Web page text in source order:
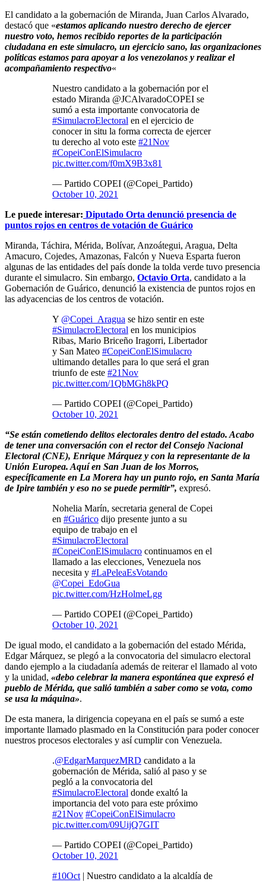
El candidato a la gobernación de Miranda, Juan Carlos Alvarado,
destacó que «estamos aplicando nuestro derecho de ejercer
nuestro voto, hemos recibido reportes de la participación
ciudadana en este simulacro, un ejercicio sano, las organizaciones
políticas estamos para apoyar a los venezolanos y realizar el
acompañamiento respectivo«
Nuestro candidato a la gobernación por el
estado Miranda @JCAlvaradoCOPEI se
sumó a esta importante convocatoria de
#SimulacroElectoral en el ejercicio de
conocer in situ la forma correcta de ejercer
tu derecho al voto este #21Nov
#CopeiConElSimulacro
pic.twitter.com/f0mX9B3x81
— Partido COPEI (@Copei_Partido)
October 10, 2021
Le puede interesar: Diputado Orta denunció presencia de
puntos rojos en centros de votación de Guárico
Miranda, Táchira, Mérida, Bolívar, Anzoátegui, Aragua, Delta
Amacuro, Cojedes, Amazonas, Falcón y Nueva Esparta fueron
algunas de las entidades del país donde la tolda verde tuvo presencia
durante el simulacro. Sin embargo, Octavio Orta, candidato a la
Gobernación de Guárico, denunció la existencia de puntos rojos en
las adyacencias de los centros de votación.
Y @Copei_Aragua se hizo sentir en este
#SimulacroElectoral en los municipios
Ribas, Mario Briceño Iragorri, Libertador
y San Mateo #CopeiConElSimulacro
ultimando detalles para lo que será el gran
triunfo de este #21Nov
pic.twitter.com/1QbMGh8kPQ
— Partido COPEI (@Copei_Partido)
October 10, 2021
“Se están cometiendo delitos electorales dentro del estado. Acabo
de tener una conversación con el rector del Consejo Nacional
Electoral (CNE), Enrique Márquez y con la representante de la
Unión Europea. Aquí en San Juan de los Morros,
específicamente en La Morera hay un punto rojo, en Santa María
de Ipire también y eso no se puede permitir”, expresó.
Nohelia Marín, secretaria general de Copei
en #Guárico dijo presente junto a su
equipo de trabajo en el
#SimulacroElectoral
#CopeiConElSimulacro continuamos en el
llamado a las elecciones, Venezuela nos
necesita y #LaPeleaEsVotando
@Copei_EdoGua
pic.twitter.com/HzHolmeLgg
— Partido COPEI (@Copei_Partido)
October 10, 2021
De igual modo, el candidato a la gobernación del estado Mérida,
Edgar Márquez, se plegó a la convocatoria del simulacro electoral
dando ejemplo a la ciudadanía además de reiterar el llamado al voto
y la unidad, «debo celebrar la manera espontánea que expresó el
pueblo de Mérida, que salió también a saber como se vota, como
se usa la máquina».
De esta manera, la dirigencia copeyana en el país se sumó a este
importante llamado plasmado en la Constitución para poder conocer
nuestros procesos electorales y así cumplir con Venezuela.
.@EdgarMarquezMRD candidato a la
gobernación de Mérida, salió al paso y se
pegló a la convocatoria del
#SimulacroElectoral donde exaltó la
importancia del voto para este próximo
#21Nov #CopeiConElSimulacro
pic.twitter.com/09UijQ7GIT
— Partido COPEI (@Copei_Partido)
October 10, 2021
#10Oct | Nuestro candidato a la alcaldía de